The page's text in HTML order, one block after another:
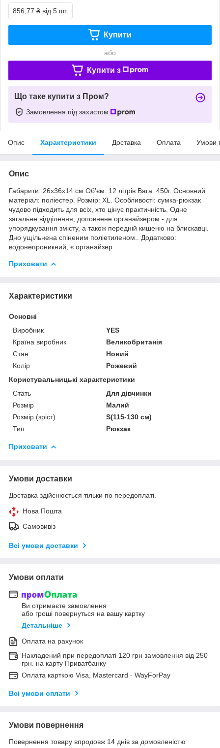
856,77 ₴ від 5 шт.
Купити
або
Купити з
Що таке купити з Пром?
Замовлення під захистом
Опис Характеристики Доставка Оплата Умови
Опис
Габарити: 26х36х14 см Об'єм: 12 літрів Вага: 450г. Основний
матеріал: поліестер. Розмір: XL. Особливості: сумка-рюкзак
чудово підходить для всіх, хто цінує практичність. Одне
загальне відділення, доповнене органайзером - для
упорядкування змісту, а також передній кишеню на блискавці.
Дно ущільнена спіненим поліетиленом.. Додатково:
водонепроникний, є органайзер
Приховати
Характеристики
Основні
Виробник
YES
Країна виробник
Великобританія
Стан
Новий
Колір
Рожевий
Користувальницькі характеристики
Стать
Для дівчинки
Розмір
Малий
Розмір (зріст)
S(115-130 см)
Тип
Рюкзак
Приховати
Умови доставки
Доставка здійснюється тільки по передоплаті.
Нова Пошта
Самовивіз
Всі умови доставки
Умови оплати
Ви отримаєте замовлення
або гроші повернуться на вашу картку
Детальніше
Оплата на рахунок
Накладений при передоплаті 120 грн замовлення від 250
грн. на карту Приватбанку
Оплата карткою Visa, Mastercard - WayForPay
Всі умови оплати
Умови повернення
Повернення товару впродовж 14 днів за домовленістю